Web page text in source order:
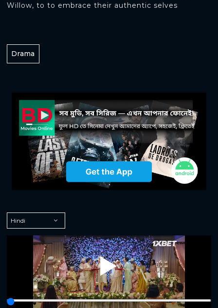
Willow, to to embrace their authentic selves
Drama
Play